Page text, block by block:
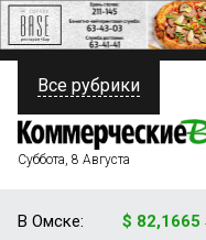
ПОЛИТИКА
ФИНАНСЫ
Все рубрики
Суббота, 8 Августа
В Омске: $ 82,1665